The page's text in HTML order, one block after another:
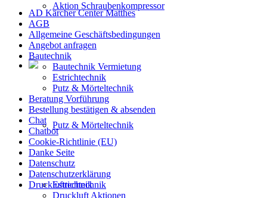
Aktion Schraubenkompressor
Putz & Mörteltechnik
Estrichtechnik
AD Kärcher Center Matthes
AGB
Allgemeine Geschäftsbedingungen
Angebot anfragen
Bautechnik
Bautechnik Vermietung
Estrichtechnik
Putz & Mörteltechnik
Beratung Vorführung
Bestellung bestätigen & absenden
Chat
Chatbot
Cookie-Richtlinie (EU)
Danke Seite
Datenschutz
Datenschutzerklärung
Drucklufttechnik
Druckluft Aktionen